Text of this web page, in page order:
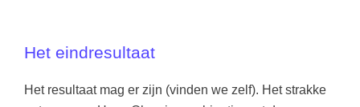
Het eindresultaat
Het resultaat mag er zijn (vinden we zelf). Het strakke